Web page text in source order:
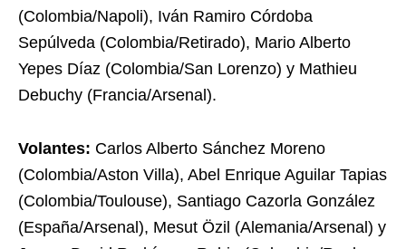
(Colombia/Napoli), Iván Ramiro Córdoba
Sepúlveda (Colombia/Retirado), Mario Alberto
Yepes Díaz (Colombia/San Lorenzo) y Mathieu
Debuchy (Francia/Arsenal).
Volantes: Carlos Alberto Sánchez Moreno
(Colombia/Aston Villa), Abel Enrique Aguilar Tapias
(Colombia/Toulouse), Santiago Cazorla González
(España/Arsenal), Mesut Özil (Alemania/Arsenal) y